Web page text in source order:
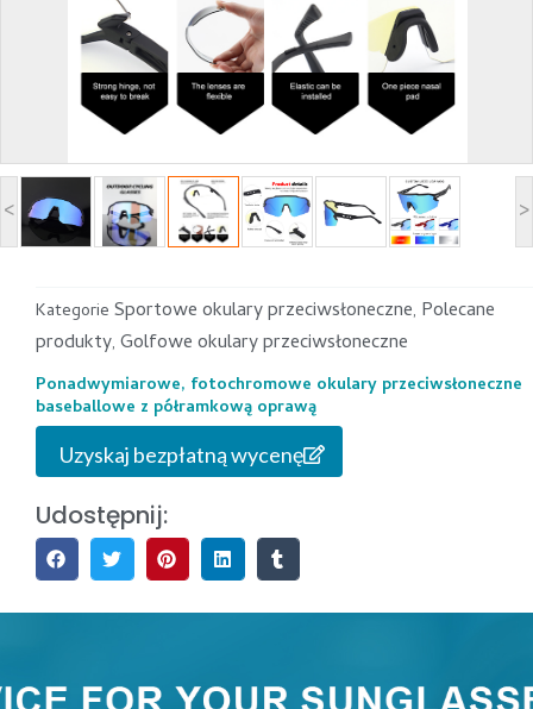
< >
Kategorie Sportowe okulary przeciwsłoneczne, Polecane
produkty, Golfowe okulary przeciwsłoneczne
Ponadwymiarowe, fotochromowe okulary przeciwsłoneczne
baseballowe z półramkową oprawą
Uzyskaj bezpłatną wycenę
Udostępnij: